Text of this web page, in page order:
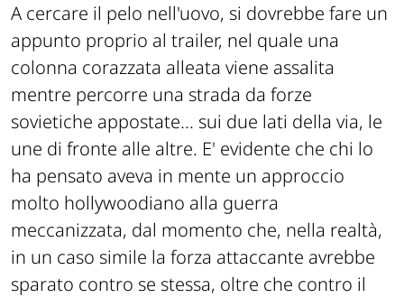
A cercare il pelo nell'uovo, si dovrebbe fare un
appunto proprio al trailer, nel quale una
colonna corazzata alleata viene assalita
mentre percorre una strada da forze
sovietiche appostate... sui due lati della via, le
une di fronte alle altre. E' evidente che chi lo
ha pensato aveva in mente un approccio
molto hollywoodiano alla guerra
meccanizzata, dal momento che, nella realtà,
in un caso simile la forza attaccante avrebbe
sparato contro se stessa, oltre che contro il